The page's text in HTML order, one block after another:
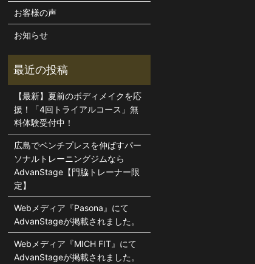
お客様の声
お知らせ
【最新】夏前のボディメイクを応
援！「4回トライアルコース」無
料体験受付中！
広島でベンチプレスを伸ばすパー
ソナルトレーニングジムなら
AdvanStage【門脇トレーナー限
定】
Webメディア『Pasona』にて
AdvanStageが掲載されました。
Webメディア『MICH FIT』にて
AdvanStageが掲載されました。